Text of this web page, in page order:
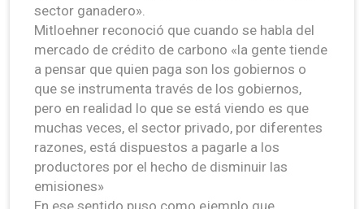
sector ganadero».
Mitloehner reconoció que cuando se habla del
mercado de crédito de carbono «la gente tiende
a pensar que quien paga son los gobiernos o
que se instrumenta través de los gobiernos,
pero en realidad lo que se está viendo es que
muchas veces, el sector privado, por diferentes
razones, está dispuestos a pagarle a los
productores por el hecho de disminuir las
emisiones»
En ese sentido puso como ejemplo que